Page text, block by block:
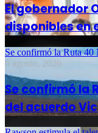
El gobernador
disponibles en
Se confirmó la Ruta 40
6 agosto, 2026
Se confirmó la
del acuerdo